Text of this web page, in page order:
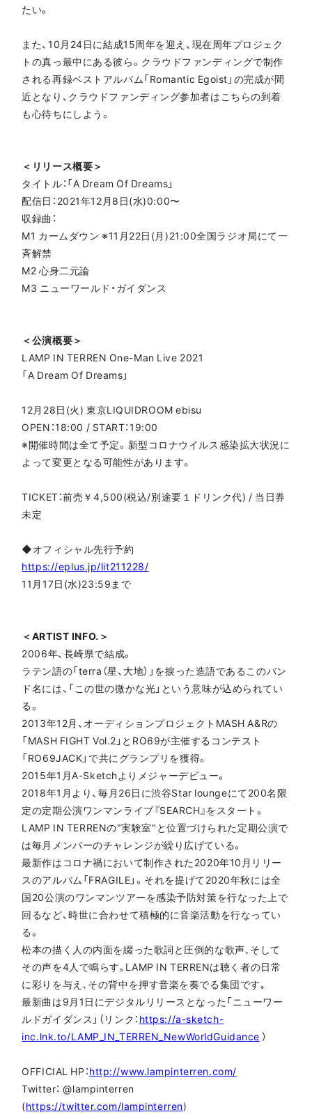
たい。
また、10月24日に結成15周年を迎え、現在周年プロジェク
トの真っ最中にある彼ら。クラウドファンディングで制作
される再録ベストアルバム「Romantic Egoist」の完成が間
近となり、クラウドファンディング参加者はこちらの到着
も心待ちにしよう。
＜リリース概要＞
タイトル：「A Dream Of Dreams」
配信日：2021年12月8日(水)0:00〜
収録曲：
M1 カームダウン ※11月22日(月)21:00全国ラジオ局にて一
斉解禁
M2 心身二元論
M3 ニューワールド・ガイダンス
＜公演概要＞
LAMP IN TERREN One-Man Live 2021
「A Dream Of Dreams」
12月28日(火) 東京LIQUIDROOM ebisu
OPEN：18:00 / START：19:00
※開催時間は全て予定。新型コロナウイルス感染拡大状況に
よって変更となる可能性があります。
TICKET：前売￥4,500(税込/別途要１ドリンク代) / 当日券
未定
◆オフィシャル先行予約
https://eplus.jp/lit211228/
11月17日(水)23:59まで
＜ARTIST INFO.＞
2006年、長崎県で結成。
ラテン語の「terra（星、大地）」を捩った造語であるこのバン
ド名には、「この世の微かな光」という意味が込められてい
る。
2013年12月、オーディションプロジェクトMASH A&Rの
「MASH FIGHT Vol.2」とRO69が主催するコンテスト
「RO69JACK」で共にグランプリを獲得。
2015年1月A-Sketchよりメジャーデビュー。
2018年1月より、毎月26日に渋谷Star loungeにて200名限
定の定期公演ワンマンライブ『SEARCH』をスタート。
LAMP IN TERRENの"実験室"と位置づけられた定期公演で
は毎月メンバーのチャレンジが繰り広げている。
最新作はコロナ禍において制作された2020年10月リリー
スのアルバム「FRAGILE」。それを提げて2020年秋には全
国20公演のワンマンツアーを感染予防対策を行なった上で
回るなど、時世に合わせて積極的に音楽活動を行なってい
る。
松本の描く人の内面を綴った歌詞と圧倒的な歌声､そして
その声を4人で鳴らす｡LAMP IN TERRENは聴く者の日常
に彩りを与え､その背中を押す音楽を奏でる集団です｡
最新曲は9月1日にデジタルリリースとなった「ニューワー
ルドガイダンス」（リンク： https://a-sketch-
inc.lnk.to/LAMP_IN_TERREN_NewWorldGuidance ）
OFFICIAL HP：http://www.lampinterren.com/
Twitter： @lampinterren
(https://twitter.com/lampinterren)